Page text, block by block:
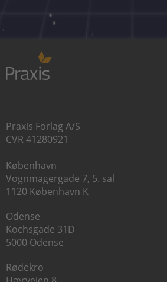
Praxis Forlag A/S
CVR 41280921
København
Vognmagergade 7, 5. sal
1120 København K
Odense
Kochsgade 31D
5000 Odense
Rødekro